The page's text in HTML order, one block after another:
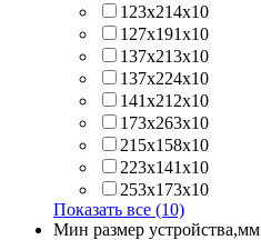
123х214x10
127х191х10
137х213х10
137х224x10
141х212х10
173х263x10
215х158x10
223х141x10
253х173x10
Показать все (10)
Мин размер устройства,мм